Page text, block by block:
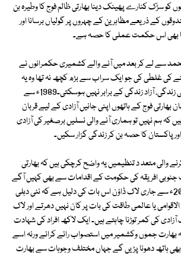
سڑک کنارے پھینک دینا بھارتی ظالم فوج کا وطیرہ بن
کے ذریعے مظاہرین کے چہروں پر گولیاں برسانا اور
بھی اس حکمت عملی کا حصہ ہے۔
سے لے کر بعد میں آنے والے کشمیری حکمرانوں نے
کی غلطی کی جو ایک سراب سے بڑھ کچھ نہ تھا وہ یہ
نہیں سمجھے کہ غلامی کی زندگی، آزاد زندگی کے برابر نہیں ہوسکتی۔1989ء سے
بھارتی فوج کے ہاتھوں اپنی جانیں آزادی کے لیے قربان
کہ ہم نہیں تو ہماری آنے والی نسلیں برصغیر کی آزادی
پاکستان کا حصہ بن کر زندگی گزار سکیں۔
والی متعد د تنظیمیں یہ واضح کرچکی ہیں کہ بھارتی
افریقہ کی حکومت کے اقدامات سے بھی کہیں آگے
بڑھ چکی ہے، 5اگست 2019ء سے جاری لاک ڈاؤن اس بات کی دلیل ہے کہ نئی دہلی
یا عالمی طاقت کی بات پر کان نہیں دھرتے اور لاک
کی کمر توڑنا چاہتے ہیں۔ ایک لاکھ افراد کی شہادت
جموں وکشمیر میں استصواب رائے کرائے ورنہ اسے
ہاتھ دھونا پڑیں گے جہاں مختلف وجوہات سے بھارت